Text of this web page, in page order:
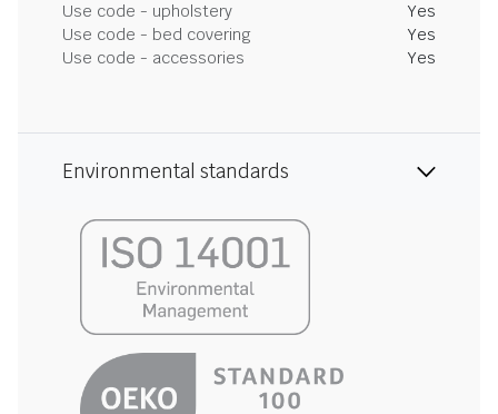
Use code - upholstery
Yes
Use code - bed covering
Yes
Use code - accessories
Yes
Environmental standards